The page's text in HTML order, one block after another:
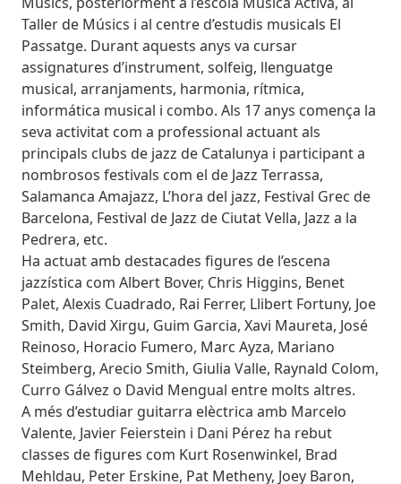
Taller de Músics i al centre d’estudis musicals El
Passatge. Durant aquests anys va cursar
assignatures d’instrument, solfeig, llenguatge
musical, arranjaments, harmonia, rítmica,
informática musical i combo. Als 17 anys comença la
seva activitat com a professional actuant als
principals clubs de jazz de Catalunya i participant a
nombrosos festivals com el de Jazz Terrassa,
Salamanca Amajazz, L’hora del jazz, Festival Grec de
Barcelona, Festival de Jazz de Ciutat Vella, Jazz a la
Pedrera, etc.
Ha actuat amb destacades figures de l’escena
jazzística com Albert Bover, Chris Higgins, Benet
Palet, Alexis Cuadrado, Rai Ferrer, Llibert Fortuny, Joe
Smith, David Xirgu, Guim Garcia, Xavi Maureta, José
Reinoso, Horacio Fumero, Marc Ayza, Mariano
Steimberg, Arecio Smith, Giulia Valle, Raynald Colom,
Curro Gálvez o David Mengual entre molts altres.
A més d’estudiar guitarra elèctrica amb Marcelo
Valente, Javier Feierstein i Dani Pérez ha rebut
classes de figures com Kurt Rosenwinkel, Brad
Mehldau, Peter Erskine, Pat Metheny, Joey Baron,